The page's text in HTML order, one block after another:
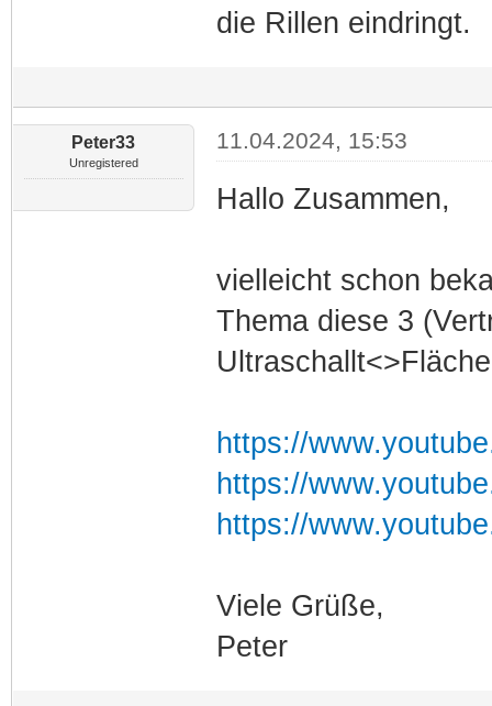
die Rillen eindringt.
Peter33
Unregistered
11.04.2024, 15:53
Hallo Zusammen,
vielleicht schon
Thema diese 3
https://
https://
https://
Viele Grüße,
Peter